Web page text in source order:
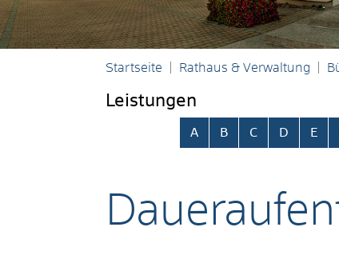
Startseite Rathaus & Verwaltung
Leistungen
Alphabetisches Register
A B C D E